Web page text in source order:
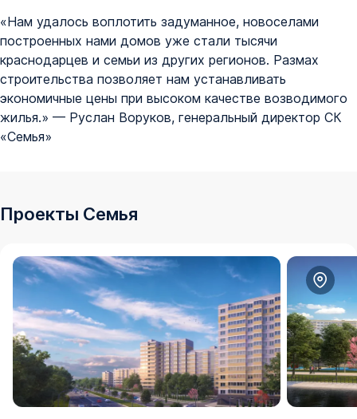
«Нам удалось воплотить задуманное, новоселами
построенных нами домов уже стали тысячи
краснодарцев и семьи из других регионов. Размах
строительства позволяет нам устанавливать
экономичные цены при высоком качестве возводимого
жилья.» — Руслан Воруков, генеральный директор СК
«Семья»
Проекты Семья